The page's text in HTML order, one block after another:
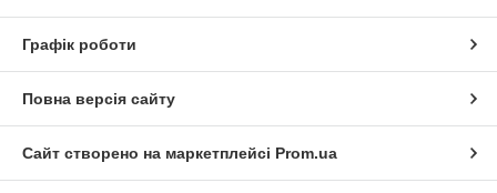
Графік роботи
Повна версія сайту
Сайт створено на маркетплейсі Prom.ua